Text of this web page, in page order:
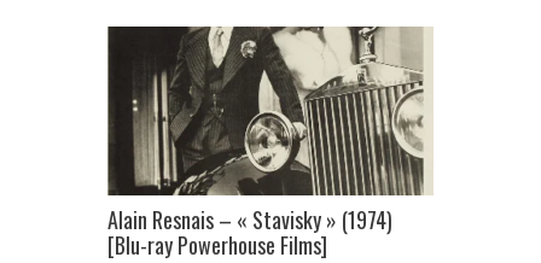
Alain Resnais – « Stavisky » (1974)
[Blu-ray Powerhouse Films]